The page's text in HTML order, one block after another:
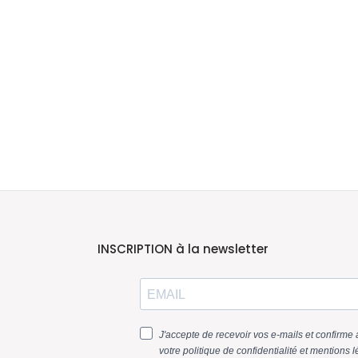
INSCRIPTION à la newsletter